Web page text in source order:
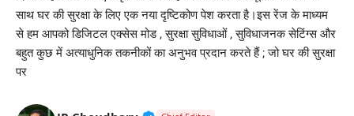
राजस्थान
जालोर
साथ घर की सुरक्षा के लिए एक नया दृष्टिकोण पेश करता है।इस रेंज के माध्यम
से हम आपको डिजिटल एक्सेस मोड , सुरक्षा सुविधाओं , सुविधाजनक सेटिंग्स और
बहुत कुछ में अत्याधुनिक तकनीकों का अनुभव प्रदान करते हैं ; जो घर की सुरक्षा
पर